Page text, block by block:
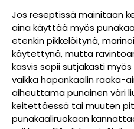
Jos reseptissä mainitaan
aina käyttää myös
etenkin pikkelöitynä,
käytettynä, mutta
kasvis sopii sutjakasti
vaikka hapankaalin raaka-
aiheuttama punainen väri
keitettäessä tai muuten
punakaaliruokaan